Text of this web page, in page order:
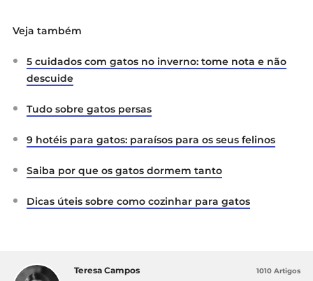
Veja também
5 cuidados com gatos no inverno: tome nota e não
descuide
Tudo sobre gatos persas
9 hotéis para gatos: paraísos para os seus felinos
Saiba por que os gatos dormem tanto
Dicas úteis sobre como cozinhar para gatos
Teresa Campos 1010 Artigos